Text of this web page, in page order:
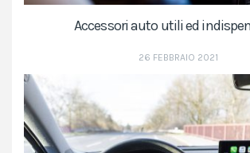
Accessori auto utili ed
26 FEBBRAIO 2021